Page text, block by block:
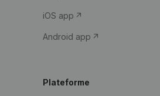
iOS app
Android app
Plateforme